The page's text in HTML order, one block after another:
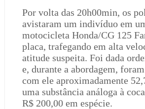
Por volta das 20h00min, os
avistaram um indivíduo em
motocicleta Honda/CG 125
placa, trafegando em alta
atitude suspeita. Foi dada
e, durante a abordagem,
com ele aproximadamente
uma substância análoga à
R$ 200,00 em espécie.